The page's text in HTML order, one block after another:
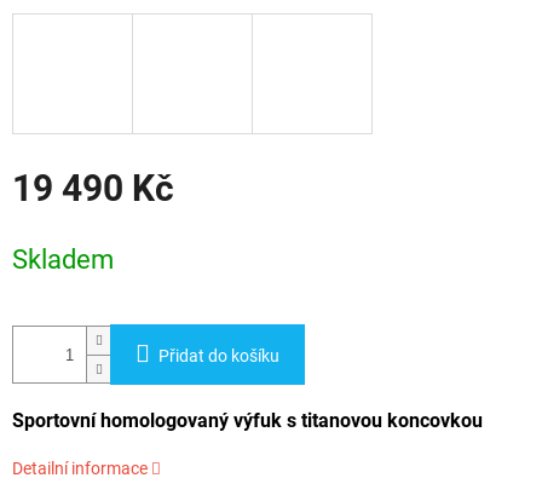
19 490 Kč
cena:
Skladem
Přidat do košíku
Sportovní homologovaný výfuk s titanovou koncovkou
Detailní informace